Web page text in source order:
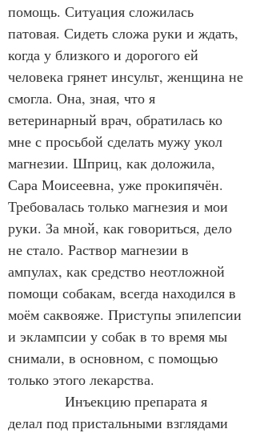
помощь. Ситуация сложилась
патовая. Сидеть сложа руки и ждать,
когда у близкого и дорогого ей
человека грянет инсульт, женщина не
смогла. Она, зная, что я
ветеринарный врач, обратилась ко
мне с просьбой сделать мужу укол
магнезии. Шприц, как доложила,
Сара Моисеевна, уже прокипячён.
Требовалась только магнезия и мои
руки. За мной, как говориться, дело
не стало. Раствор магнезии в
ампулах, как средство неотложной
помощи собакам, всегда находился в
моём саквояже. Приступы эпилепсии
и эклампсии у собак в то время мы
снимали, в основном, с помощью
только этого лекарства.
Инъекцию препарата я
делал под пристальными взглядами